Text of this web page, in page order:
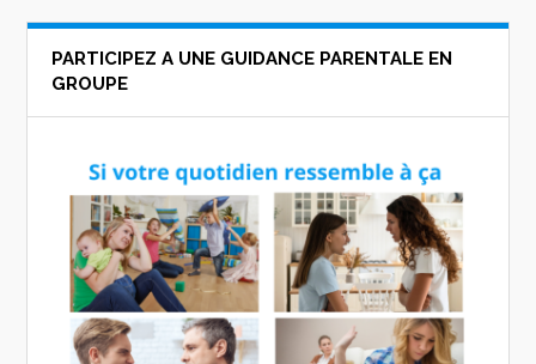
PARTICIPEZ A UNE GUIDANCE PARENTALE EN
GROUPE